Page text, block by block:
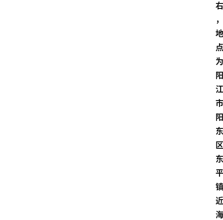
右
，
地
点
为
阳
江
市
阳
东
区
东
平
镇
近
海